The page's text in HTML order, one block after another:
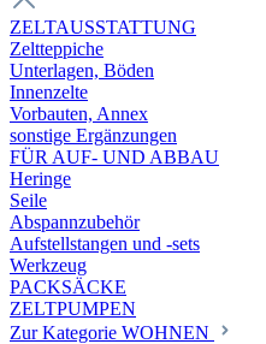
ZELTAUSSTATTUNG
Zeltteppiche
Unterlagen, Böden
Innenzelte
Vorbauten, Annex
sonstige Ergänzungen
FÜR AUF- UND ABBAU
Heringe
Seile
Abspannzubehör
Aufstellstangen und -sets
Werkzeug
PACKSÄCKE
ZELTPUMPEN
Zur Kategorie WOHNEN